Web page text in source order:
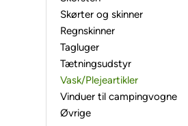
Skørter og skinner
Regnskinner
Tagluger
Tætningsudstyr
Vask/Plejeartikler
Vinduer til campingvogne
Øvrige